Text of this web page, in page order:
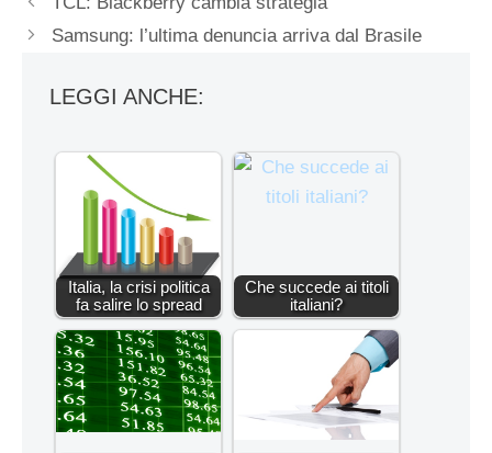
Samsung: l’ultima denuncia arriva dal Brasile
LEGGI ANCHE:
Italia, la crisi politica
fa salire lo spread
Che succede ai titoli
italiani?